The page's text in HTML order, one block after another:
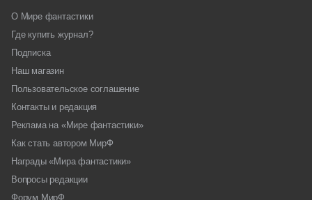
О Мире фантастики
Где купить журнал?
Подписка
Наш магазин
Пользовательское соглашение
Контакты и редакция
Реклама на «Мире фантастики»
Как стать автором МирФ
Награды «Мира фантастики»
Вопросы редакции
Форум МирФ